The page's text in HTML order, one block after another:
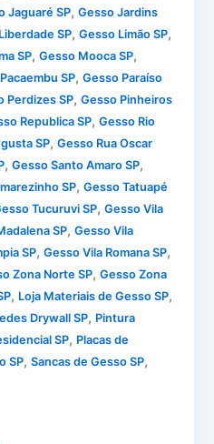
Jaguaré SP,Gesso Jardins
SP,Gesso Limão SP,
SP,Gesso Mooca SP,
SP,Gesso Paraíso
Perdizes SP,Gesso Pinheiros
Republica SP,Gesso Rio
SP,Gesso Rua Oscar
,Gesso Santo Amaro SP,
SP,Gesso Tatuapé
Tucuruvi SP,Gesso Vila
SP,Gesso Vila
SP,Gesso Vila Romana SP,
Zona Norte SP,Gesso Zona
, Loja Materiais de Gesso SP,
Drywall SP, Pintura
SP, Placas de
SP,Sancas de Gesso SP,